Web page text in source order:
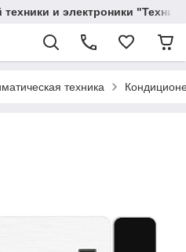
и электроники
техника